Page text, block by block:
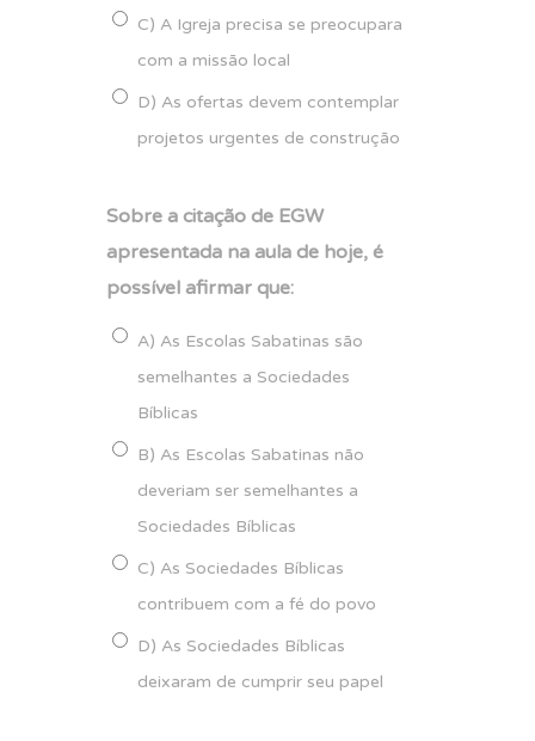
C) A Igreja precisa se preocupara
com a missão local
D) As ofertas devem contemplar
projetos urgentes de construção
Sobre a citação de EGW
apresentada na aula de hoje, é
possível afirmar que:
A) As Escolas Sabatinas são
semelhantes a Sociedades
Bíblicas
B) As Escolas Sabatinas não
deveriam ser semelhantes a
Sociedades Bíblicas
C) As Sociedades Bíblicas
contribuem com a fé do povo
D) As Sociedades Bíblicas
deixaram de cumprir seu papel